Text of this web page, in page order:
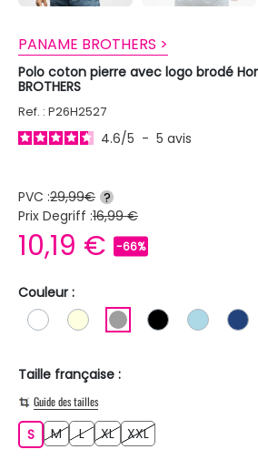
PANAME BROTHERS >
Polo coton pierre avec logo brodé
BROTHERS
Ref. : P26H2527
4.6/5 - 5 avis
PVC :29,99€ ?
Prix Degriff :16,99 €
10,19 € -66%
Couleur :
BLANCBLANC ECRU
GRIS NOIR BLEU
Taille française :
Guide des tailles
SS MM LL XLXL XXLXXL